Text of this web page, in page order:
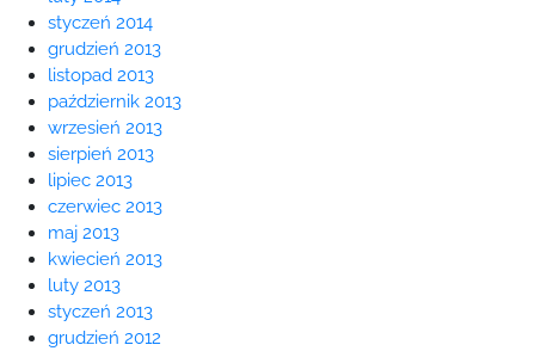
styczeń 2014
grudzień 2013
listopad 2013
październik 2013
wrzesień 2013
sierpień 2013
lipiec 2013
czerwiec 2013
maj 2013
kwiecień 2013
luty 2013
styczeń 2013
grudzień 2012